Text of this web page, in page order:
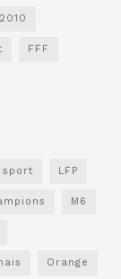
FFF
sport LFP
M6
Orange